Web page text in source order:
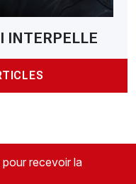
INTERPELLE
recevoir la